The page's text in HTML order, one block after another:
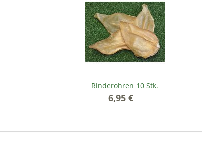
Rinderohren 10 Stk.
6,95 €